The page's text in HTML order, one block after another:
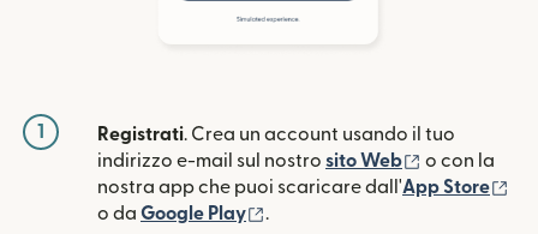
1 Registrati. Crea un account usando il tuo
indirizzo e-mail sul nostro sito Web (si apre in
o con la
nostra app che puoi scaricare dall'App Store
o da Google Play (si apre in una nuova finestra)
.